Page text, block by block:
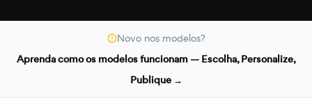
Novo nos modelos?
Aprenda como os modelos funcionam — Escolha, Personalize,
Publique →